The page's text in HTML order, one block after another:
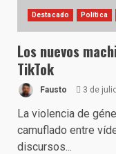
Destacado Política
Los nuevos
TikTok
Fausto 3 de
La violencia de
camuflado entre
discursos...